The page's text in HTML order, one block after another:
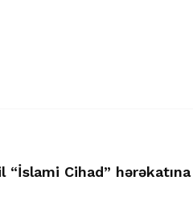
“İslami Cihad”